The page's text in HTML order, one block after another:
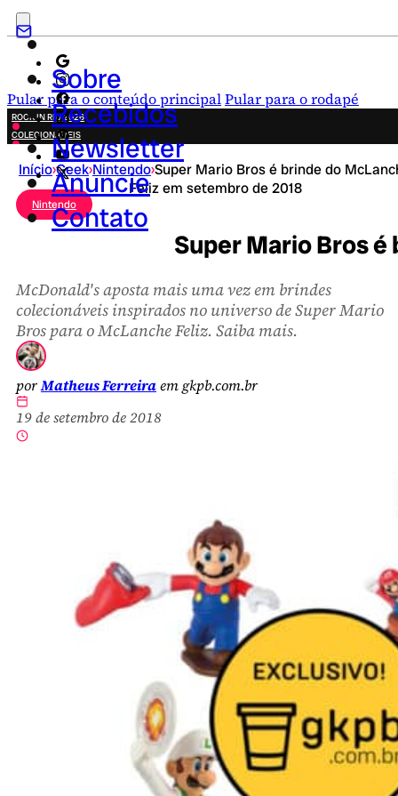
Pular para o conteúdo principalPular para o rodapé
Sobre
Recebidos
Newsletter
Anuncie
Contato
ROCK IN RIO 2026
COLECIONÁVEIS
FESTA JUNINA
NOVIDADES
CAMPANHAS CRIATIVAS
Início›Geek›Nintendo›Super Mario Bros é brinde do
Feliz em setembro de 2018
Nintendo
Super Mario Bros
McDonald's aposta mais uma vez em brindes
colecionáveis inspirados no universo de Super Mario
Bros para o McLanche Feliz. Saiba mais.
porMatheus Ferreiraem gkpb.com.br
19 de setembro de 2018